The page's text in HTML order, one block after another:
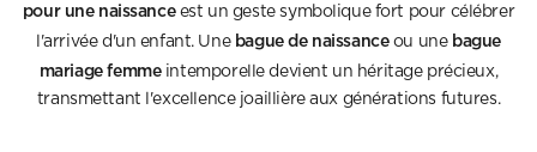
pour une naissanceest un geste symbolique fort pour célébrer
l'arrivée d'un enfant. Une bague de naissanceou une bague
mariage femmeintemporelle devient un héritage précieux,
transmettant l'excellence joaillière aux générations futures.